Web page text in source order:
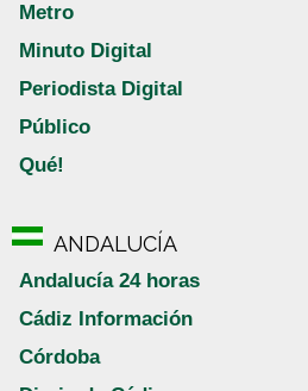
Metro
Minuto Digital
Periodista Digital
Público
Qué!
ANDALUCÍA
Andalucía 24 horas
Cádiz Información
Córdoba